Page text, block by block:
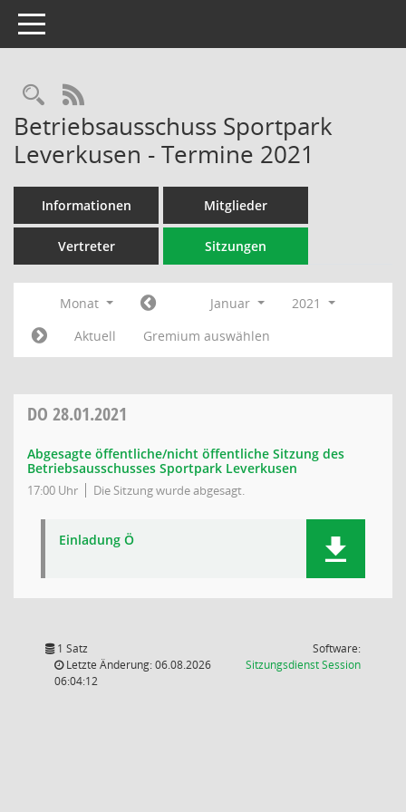
Toggle navigation
Rechercheauswahl
RSS-Feed
Betriebsausschuss Sportpark
Leverkusen - Termine 2021
Informationen Mitglieder
Vertreter Sitzungen
Monat Januar
2021
Aktuell
Gremium auswählen
DO 28.01.2021
Abgesagte öffentliche/nicht öffentliche Sitzung des
Betriebsausschusses Sportpark Leverkusen
17:00 Uhr Die Sitzung wurde abgesagt.
Einladung Ö
1 Satz
Letzte Änderung: 06.08.2026
06:04:12
Software:
SitzungsdienstSession(Wird in